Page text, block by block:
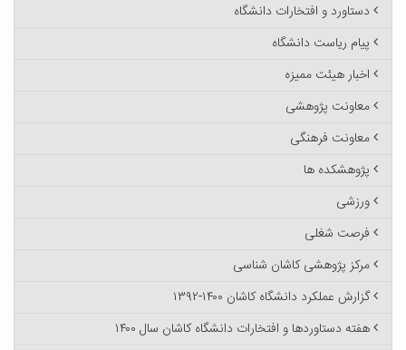
دستاورد و افتخارات دانشگاه
پیام ریاست دانشگاه
اخبار هیئت ممیزه
معاونت پژوهشی
معاونت فرهنگی
پژوهشکده ها
ورزشی
فرصت شغلی
مرکز پژوهشی کاشان شناسی
گزارش عملکرد دانشگاه کاشان ۱۴۰۰-۱۳۹۲
هفته دستاوردها و افتخارات دانشگاه کاشان سال ۱۴۰۰